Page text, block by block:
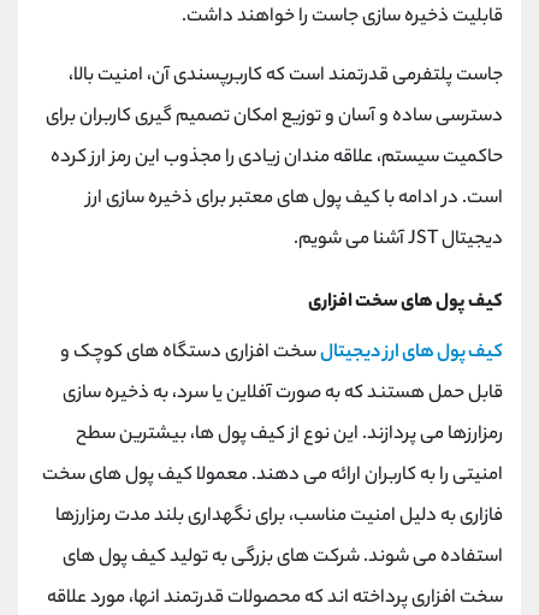
قابلیت ذخیره سازی جاست را خواهند داشت.
جاست پلتفرمی قدرتمند است که کاربرپسندی آن، امنیت بالا،
دسترسی ساده و آسان و توزیع امکان تصمیم گیری کاربران برای
حاکمیت سیستم، علاقه مندان زیادی را مجذوب این رمز ارز کرده
است. در ادامه با کیف پول های معتبر برای ذخیره سازی ارز
دیجیتال JST آشنا می شویم.
کیف پول های سخت افزاری
کیف پول های ارز دیجیتالسخت افزاری دستگاه های کوچک و
قابل حمل هستند که به صورت آفلاین یا سرد، به ذخیره سازی
رمزارزها می پردازند. این نوع از کیف پول ها، بیشترین سطح
امنیتی را به کاربران ارائه می دهند. معمولا کیف پول های سخت
فازاری به دلیل امنیت مناسب، برای نگهداری بلند مدت رمزارزها
استفاده می شوند. شرکت های بزرگی به تولید کیف پول های
سخت افزاری پرداخته اند که محصولات قدرتمند انها، مورد علاقه